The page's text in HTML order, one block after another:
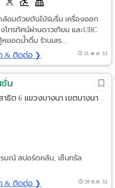
อมด้วยต้นไม้ร่มรื่น เครื่องออก
โทรทัศน์ผ่านดาวเทียม และUBC
ยอดน้ำดื่ม ร้านเสร...
& ติดต่อ ❯ 31 พ.ค. 53
ชั่น
ธิต 6 แขวงบางนา เขตบางนา
มณ์ สปอร์ตคลับ, เซ็นทรัล
& ติดต่อ ❯ 28 ต.ค. 52